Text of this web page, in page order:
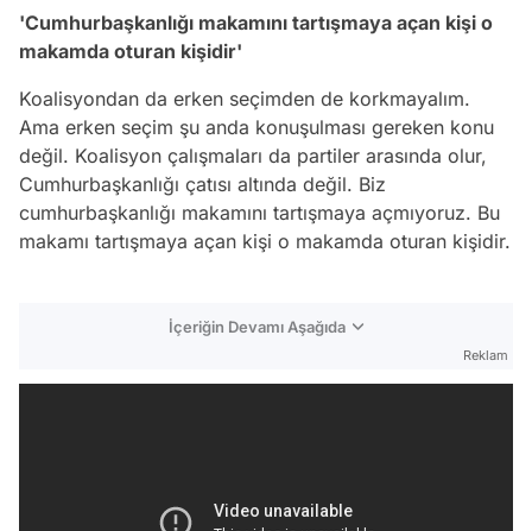
'Cumhurbaşkanlığı makamını tartışmaya açan kişi o
makamda oturan kişidir'
Koalisyondan da erken seçimden de korkmayalım.
Ama erken seçim şu anda konuşulması gereken konu
değil. Koalisyon çalışmaları da partiler arasında olur,
Cumhurbaşkanlığı çatısı altında değil. Biz
cumhurbaşkanlığı makamını tartışmaya açmıyoruz. Bu
makamı tartışmaya açan kişi o makamda oturan kişidir.
İçeriğin Devamı Aşağıda
Reklam